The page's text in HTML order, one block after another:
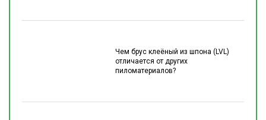
Чем брус клеёный из шпона (LVL)
отличается от других
пиломатериалов?